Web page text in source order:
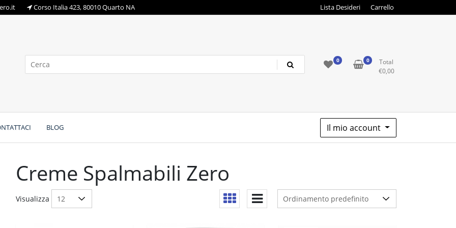
Corso Italia 423, 80010 Quarto NA Lista Desideri Carrello
0 0
Total
€0,00
BLOG Il mio account
Creme Spalmabili Zero
Visualizza